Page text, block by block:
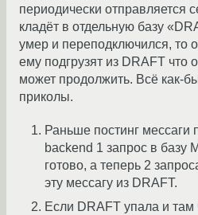
периодически отправляется
кладёт в отдельную базу
умер и переподключился, то
ему подгрузят из DRAFT что
может продолжить. Всё как-
приколы.
Раньше постинг мессаги
backend 1 запрос в базу
готово, а теперь 2
эту мессагу из DRAFT.
Если DRAFT упала и